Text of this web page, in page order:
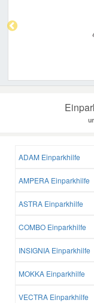
ADAM Einparkhilfe
AMPERA Einparkhilfe
ASTRA Einparkhilfe
COMBO Einparkhilfe
INSIGNIA Einparkhilfe
MOKKA Einparkhilfe
VECTRA Einparkhilfe